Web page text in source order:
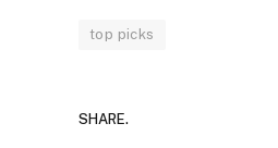
top picks
SHARE.